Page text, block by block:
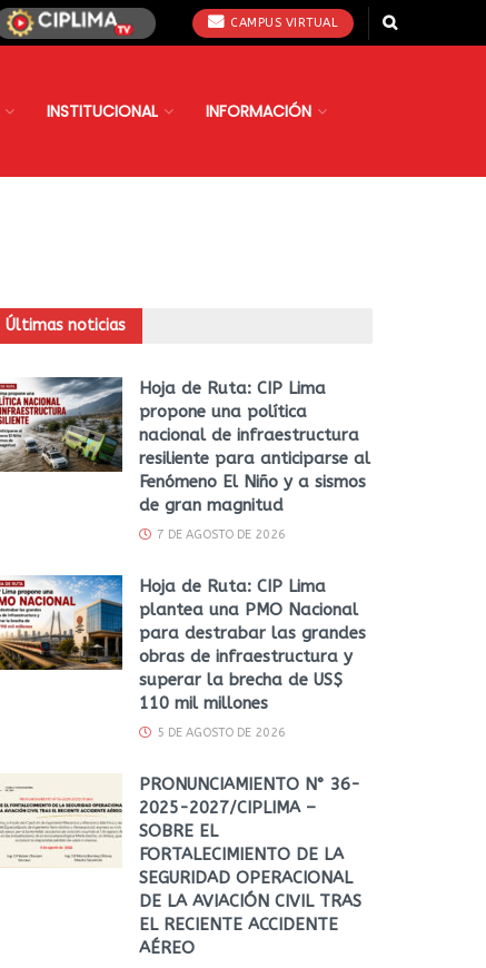
CAMPUS VIRTUAL
INSTITUCIONAL INFORMACIÓN
Últimas noticias
Hoja de Ruta: CIP Lima
propone una política
nacional de infraestructura
resiliente para anticiparse al
Fenómeno El Niño y a sismos
de gran magnitud
7 DE AGOSTO DE 2026
Hoja de Ruta: CIP Lima
plantea una PMO Nacional
para destrabar las grandes
obras de infraestructura y
superar la brecha de US$
110 mil millones
5 DE AGOSTO DE 2026
PRONUNCIAMIENTO N° 36-
2025-2027/CIPLIMA –
SOBRE EL
FORTALECIMIENTO DE LA
SEGURIDAD OPERACIONAL
DE LA AVIACIÓN CIVIL TRAS
EL RECIENTE ACCIDENTE
AÉREO